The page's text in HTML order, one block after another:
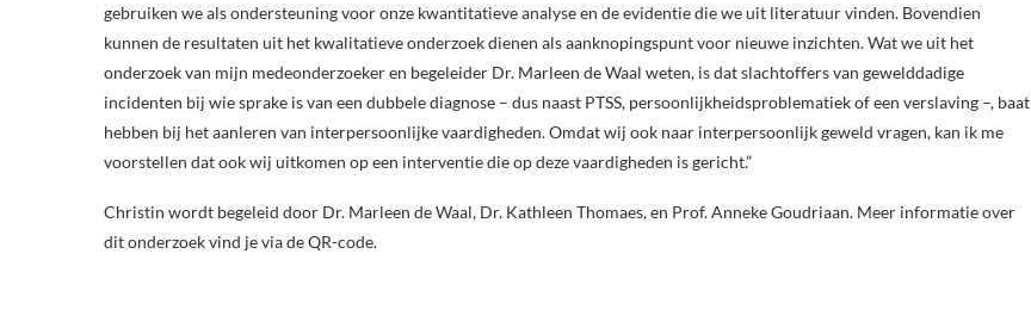
gebruiken we als ondersteuning voor onze kwantitatieve analyse en de evidentie die we uit literatuur vinden. Bovendien
kunnen de resultaten uit het kwalitatieve onderzoek dienen als aanknopingspunt voor nieuwe inzichten. Wat we uit het
onderzoek van mijn medeonderzoeker en begeleider Dr. Marleen de Waal weten, is dat slachtoffers van gewelddadige
incidenten bij wie sprake is van een dubbele diagnose – dus naast PTSS, persoonlijkheidsproblematiek of een verslaving –, baat
hebben bij het aanleren van interpersoonlijke vaardigheden. Omdat wij ook naar interpersoonlijk geweld vragen, kan ik me
voorstellen dat ook wij uitkomen op een interventie die op deze vaardigheden is gericht.”
Christin wordt begeleid door Dr. Marleen de Waal, Dr. Kathleen Thomaes, en Prof. Anneke Goudriaan. Meer informatie over
dit onderzoek vind je via de QR-code.